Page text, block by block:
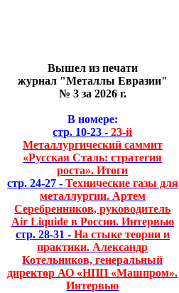
Вышел из печати
журнал "Металлы Евразии"
№ 3 за 2026 г.
В номере:
стр. 10-23 - 23-й
Металлургический саммит
«Русская Сталь: стратегия
роста». Итоги
стр. 24-27 - Технические газы для
металлургии. Артем
Серебренников, руководитель
Air Liquide в России. Интервью
стр. 28-31 - На стыке теории и
практики. Александр
Котельников, генеральный
директор АО «НПП «Машпром».
Интервью